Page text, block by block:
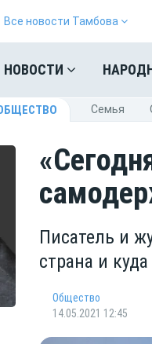
Все новости Тамбова
НОВОСТИ
Cемья
Писатель и
страна и
Общество
14.05.2021 12:45